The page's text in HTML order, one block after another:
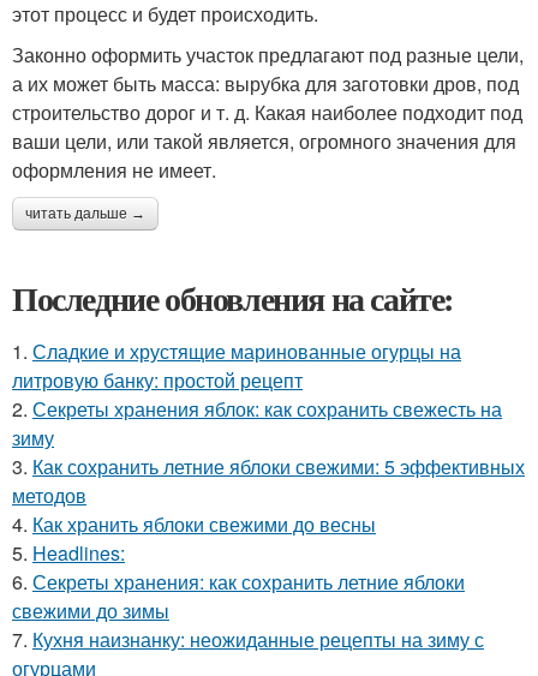
этот процесс и будет происходить.
Законно оформить участок предлагают под разные цели,
а их может быть масса: вырубка для заготовки дров, под
строительство дорог и т. д. Какая наиболее подходит под
ваши цели, или такой является, огромного значения для
оформления не имеет.
читать дальше →
Последние обновления на сайте:
1. Сладкие и хрустящие маринованные огурцы на
литровую банку: простой рецепт
2. Секреты хранения яблок: как сохранить свежесть на
зиму
3. Как сохранить летние яблоки свежими: 5 эффективных
методов
4. Как хранить яблоки свежими до весны
5. Headlines:
6. Секреты хранения: как сохранить летние яблоки
свежими до зимы
7. Кухня наизнанку: неожиданные рецепты на зиму с
огурцами